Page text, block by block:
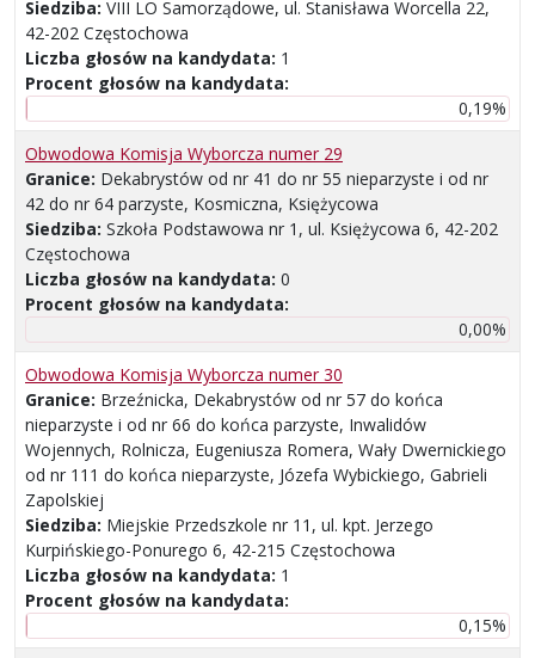
Siedziba: VIII LO Samorządowe, ul. Stanisława Worcella 22,
42-202 Częstochowa
Liczba głosów na kandydata: 1
Procent głosów na kandydata:
0,19%
Obwodowa Komisja Wyborcza numer 29
Granice: Dekabrystów od nr 41 do nr 55 nieparzyste i od nr
42 do nr 64 parzyste, Kosmiczna, Księżycowa
Siedziba: Szkoła Podstawowa nr 1, ul. Księżycowa 6, 42-202
Częstochowa
Liczba głosów na kandydata: 0
Procent głosów na kandydata:
0,00%
Obwodowa Komisja Wyborcza numer 30
Granice: Brzeźnicka, Dekabrystów od nr 57 do końca
nieparzyste i od nr 66 do końca parzyste, Inwalidów
Wojennych, Rolnicza, Eugeniusza Romera, Wały Dwernickiego
od nr 111 do końca nieparzyste, Józefa Wybickiego, Gabrieli
Zapolskiej
Siedziba: Miejskie Przedszkole nr 11, ul. kpt. Jerzego
Kurpińskiego-Ponurego 6, 42-215 Częstochowa
Liczba głosów na kandydata: 1
Procent głosów na kandydata:
0,15%